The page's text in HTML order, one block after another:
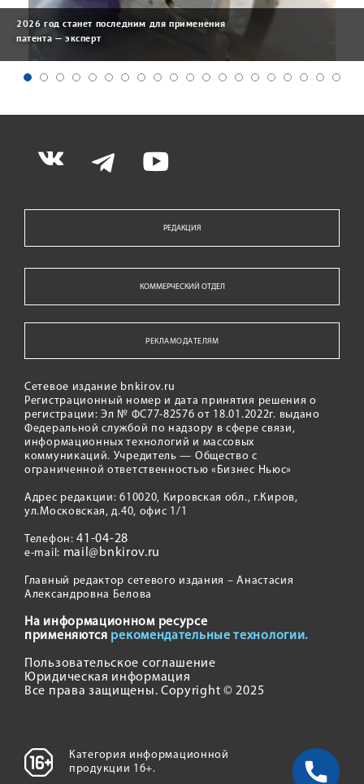
2026 год станет последним для применения
патента — эксперт
РЕДАКЦИЯ
КОММЕРЧЕСКИЙ ОТДЕЛ
РЕКЛАМОДАТЕЛЯМ
Сетевое издание bnkirov.ru
Регистрационный номер и дата принятия решения о
регистрации: Эл № ФС77-82576 от 18.01.2022г. выдано
Федеральной службой по надзору в сфере связи,
информационных технологий и массовых
коммуникаций. Учредитель — Общество с
ограниченной ответственностью «Бизнес Ньюс»
Адрес редакции: 610020, Кировская обл., г.Киров,
ул.Московская, д.40, офис 1/1
Телефон:41-04-28
e-mail: mail@bnkirov.ru
Главный редактор сетевого издания – Анастасия
Александровна Белова
На информационном ресурсе
применяются рекомендательные технологии.
Пользовательское соглашение
Юридическая информация
Все права защищены. Copyright © 2025
Категория информационной
продукции 16+.